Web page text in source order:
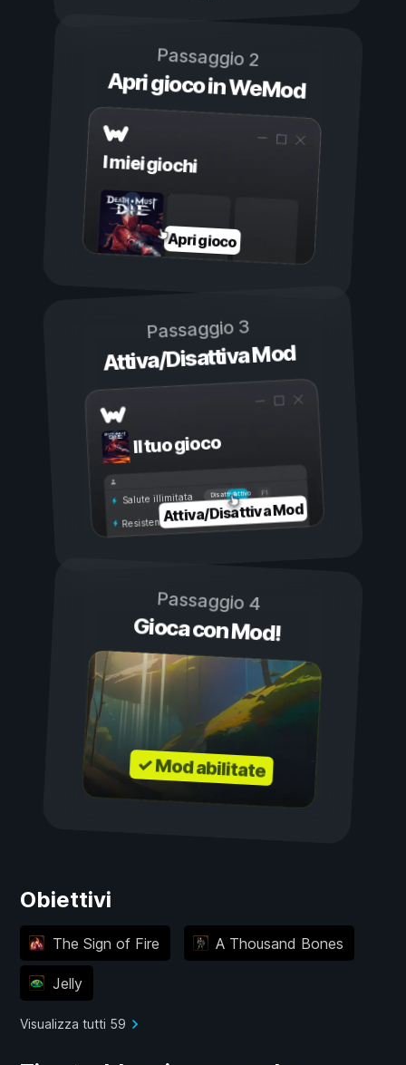
Passaggio 2
Apri gioco in WeMod
I miei giochi
Apri gioco
Passaggio 3
Attiva/Disattiva Mod
Il tuo gioco
Attivo
Disattivo
Salute illimitata
Resistenza illimitata
Attiva/Disattiva Mod
Passaggio 4
Gioca con Mod!
✓ Mod abilitate
Obiettivi
The Sign of Fire A Thousand Bones
Jelly
Visualizza tutti 59